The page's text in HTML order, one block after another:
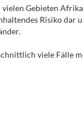
Gebieten
Risiko dar
viele Fälle